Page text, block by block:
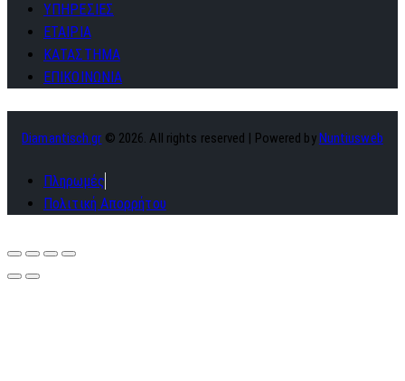
ΥΠΗΡΕΣΙΕΣ
ΕΤΑΙΡΙΑ
ΚΑΤΑΣΤΗΜΑ
ΕΠΙΚΟΙΝΩΝΙΑ
Diamantisch.gr © 2026. All rights reserved | Powered by Nuntiusweb
Πληρωμές
Πολιτική Απορρήτου